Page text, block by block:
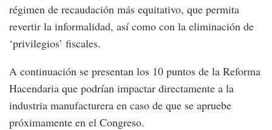
régimen de recaudación más equitativo, que permita
revertir la informalidad, así como con la eliminación de
‘privilegios’ fiscales.
A continuación se presentan los 10 puntos de la Reforma
Hacendaria que podrían impactar directamente a la
industria manufacturera en caso de que se apruebe
próximamente en el Congreso.